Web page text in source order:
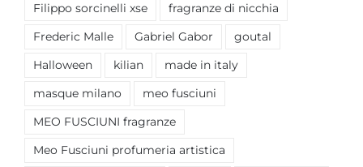
Filippo sorcinelli xse fragranze di nicchia
Frederic Malle Gabriel Gabor goutal
Halloween kilian made in italy
masque milano meo fusciuni
MEO FUSCIUNI fragranze
Meo Fusciuni profumeria artistica